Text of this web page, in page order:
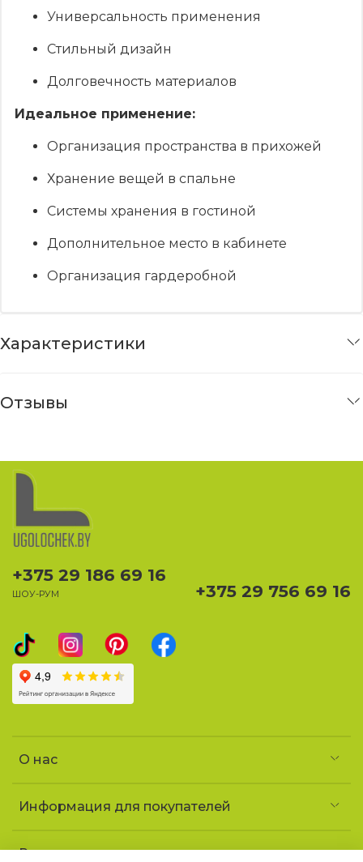
Универсальность применения
Стильный дизайн
Долговечность материалов
Идеальное применение:
Организация пространства в прихожей
Хранение вещей в спальне
Системы хранения в гостиной
Дополнительное место в кабинете
Организация гардеробной
Характеристики
Отзывы
О нас
Информация для покупателей
Реквизиты и контакты
+375 29 186 69 16
ШОУ-РУМ +375 29 756 69 16